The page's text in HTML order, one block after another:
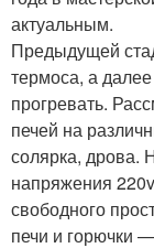
актуальным.
Предыдущей
термоса, а
прогревать.
печей на
солярка, дрова.
напряжения
свободного
печи и горючки